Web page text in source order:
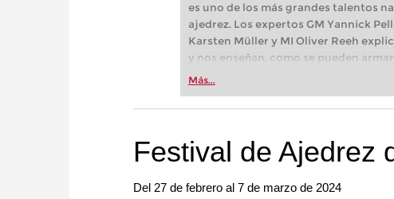
es uno de los más grandes talentos
ajedrez. Los expertos GM Yannick
Karsten Müller y MI Oliver Reeh
y nos enseñan, como se pueden
de vista estratégico para presionar
Más...
Festival de Ajedrez
Del 27 de febrero al 7 de marzo de 2024